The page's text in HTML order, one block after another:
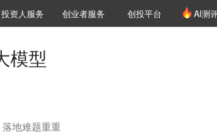
投资机构库
资机构职位推介
投资人服务 创投氪堂
创业者服务 创投平台 AI测
模型
地难题重重